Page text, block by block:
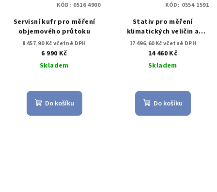
Servisní kufr pro měření
objemového průtoku
8 457,90 Kč včetně DPH
6 990 Kč
Skladem
Do košíku
KÓD: 0516 4900
Stativ pro měření
klimatických veličin a
pohody prostředí - aby
bylo zajištěno umístění
sond v souladu se
standardem
17 496,60 Kč včetně DPH
14 460 Kč
Skladem
Do košíku
KÓD: 0554 1591